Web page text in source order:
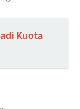
Kuota